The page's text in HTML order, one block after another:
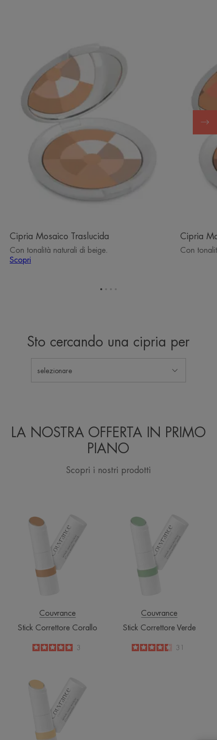
Cipria Mosaico Traslucida
Con tonalità naturali di beige.
Scopri
Cipria
Con
Sto cercando una cipria per
selezionare
LA NOSTRA OFFERTA IN PRIMO
PIANO
Scopri i nostri prodotti
Correttore
Corallo
Couvrance
Stick Correttore Corallo
5
/
5
3
Correttore
Verde
Couvrance
Stick Correttore Verde
4.5
/
5
31
Correttore
Giallo